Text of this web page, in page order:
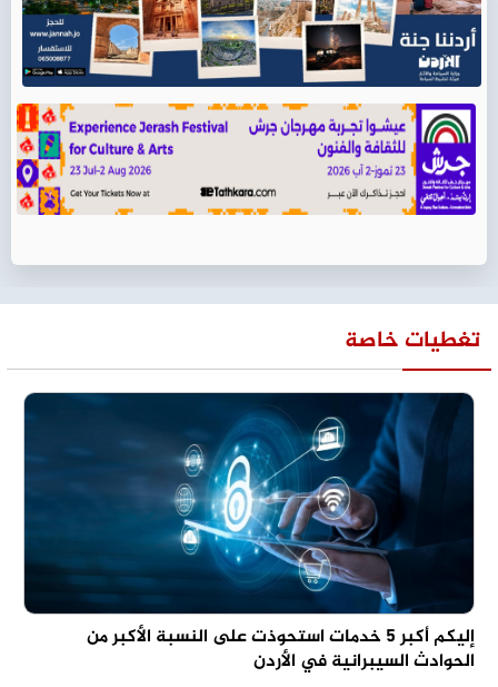
تغطيات خاصة
إليكم أكبر 5 خدمات استحوذت على النسبة الأكبر من
الحوادث السيبرانية في الأردن